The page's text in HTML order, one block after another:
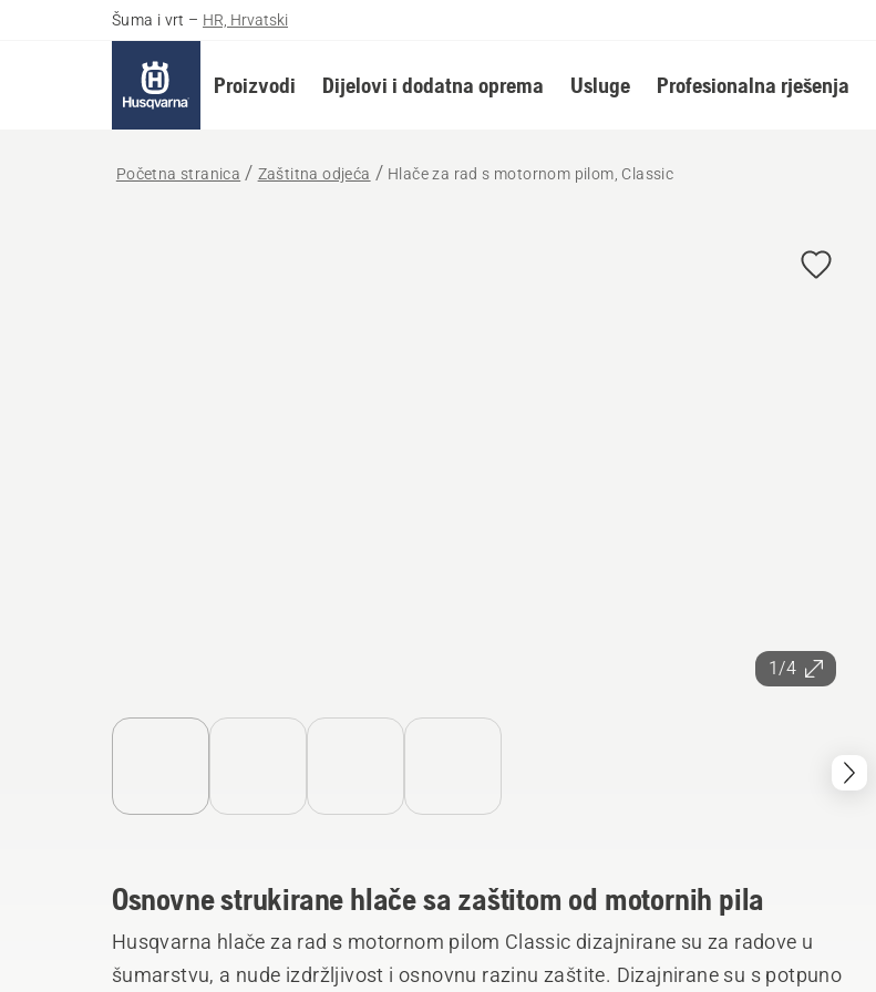
Šuma i vrt – HR, Hrvatski
Proizvodi Dijelovi i dodatna oprema Usluge Profesionalna rješenja
Početna stranica Zaštitna odjeća Hlače za rad s motornom pilom, Classic
1/4
Osnovne strukirane hlače sa zaštitom od motornih pila
Husqvarna hlače za rad s motornom pilom Classic dizajnirane su za radove u
šumarstvu, a nude izdržljivost i osnovnu razinu zaštite. Dizajnirane su s potpuno